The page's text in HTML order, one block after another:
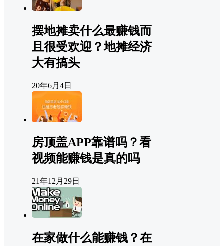
摆地摊卖什么最赚钱而
且很受欢迎？地摊经济
大有搞头
20年6月4日
房顶盖APP靠谱吗？看
视频能赚钱是真的吗
21年12月29日
在家做什么能赚钱？在